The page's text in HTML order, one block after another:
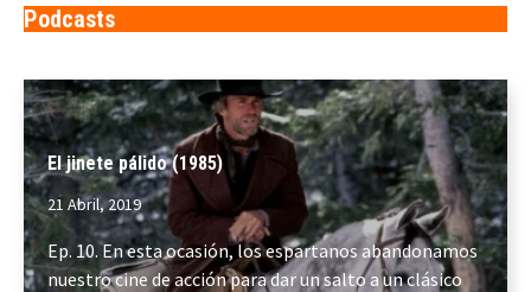
Podcasts
El jinete pálido (1985)
21 Abril, 2019
Ep. 10. En esta ocasión, los espartanos abandonamos
nuestro cine de acción para dar un salto a un clásico